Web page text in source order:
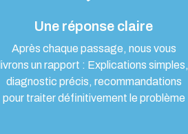
Une réponse claire
Après chaque passage, nous vous
livrons un rapport : Explications simples,
diagnostic précis, recommandations
pour traiter définitivement le problème